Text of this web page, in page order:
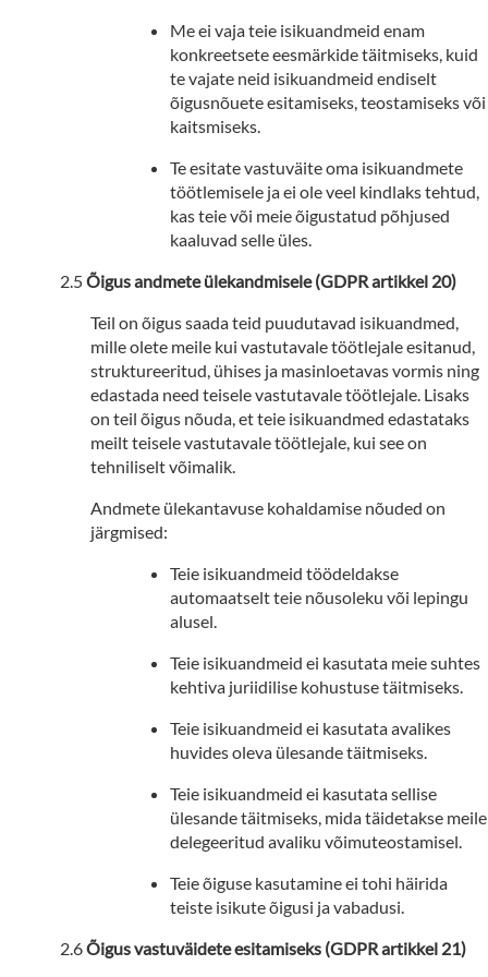
Me ei vaja teie isikuandmeid enam
konkreetsete eesmärkide täitmiseks, kuid
te vajate neid isikuandmeid endiselt
õigusnõuete esitamiseks, teostamiseks või
kaitsmiseks.
Te esitate vastuväite oma isikuandmete
töötlemisele ja ei ole veel kindlaks tehtud,
kas teie või meie õigustatud põhjused
kaaluvad selle üles.
Õigus andmete ülekandmisele (GDPR artikkel 20)
Teil on õigus saada teid puudutavad isikuandmed,
mille olete meile kui vastutavale töötlejale esitanud,
struktureeritud, ühises ja masinloetavas vormis ning
edastada need teisele vastutavale töötlejale. Lisaks
on teil õigus nõuda, et teie isikuandmed edastataks
meilt teisele vastutavale töötlejale, kui see on
tehniliselt võimalik.
Andmete ülekantavuse kohaldamise nõuded on
järgmised:
Teie isikuandmeid töödeldakse
automaatselt teie nõusoleku või lepingu
alusel.
Teie isikuandmeid ei kasutata meie suhtes
kehtiva juriidilise kohustuse täitmiseks.
Teie isikuandmeid ei kasutata avalikes
huvides oleva ülesande täitmiseks.
Teie isikuandmeid ei kasutata sellise
ülesande täitmiseks, mida täidetakse meile
delegeeritud avaliku võimuteostamisel.
Teie õiguse kasutamine ei tohi häirida
teiste isikute õigusi ja vabadusi.
Õigus vastuväidete esitamiseks (GDPR artikkel 21)